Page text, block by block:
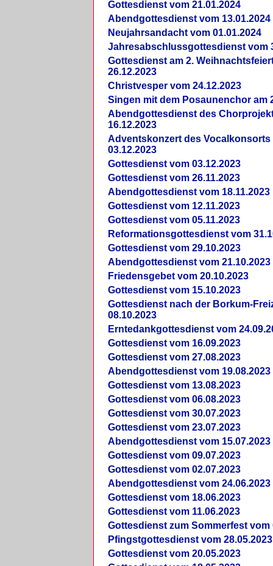
Gottesdienst vom 21.01.2024
Abendgottesdienst vom 13.01.2024
Neujahrsandacht vom 01.01.2024
Jahresabschlussgottesdienst vom
Gottesdienst am 2.
26.12.2023
Christvesper vom 24.12.2023
Singen mit dem Posaunenchor am
Abendgottesdienst des
16.12.2023
Adventskonzert des Vocalkonsorts
03.12.2023
Gottesdienst vom 03.12.2023
Gottesdienst vom 26.11.2023
Abendgottesdienst vom 18.11.2023
Gottesdienst vom 12.11.2023
Gottesdienst vom 05.11.2023
Reformationsgottesdienst vom
Gottesdienst vom 29.10.2023
Abendgottesdienst vom 21.10.2023
Friedensgebet vom 20.10.2023
Gottesdienst vom 15.10.2023
Gottesdienst nach der Borkum-
08.10.2023
Erntedankgottesdienst vom
Gottesdienst vom 16.09.2023
Gottesdienst vom 27.08.2023
Abendgottesdienst vom 19.08.2023
Gottesdienst vom 13.08.2023
Gottesdienst vom 06.08.2023
Gottesdienst vom 30.07.2023
Gottesdienst vom 23.07.2023
Abendgottesdienst vom 15.07.2023
Gottesdienst vom 09.07.2023
Gottesdienst vom 02.07.2023
Abendgottesdienst vom 24.06.2023
Gottesdienst vom 18.06.2023
Gottesdienst vom 11.06.2023
Gottesdienst zum Sommerfest vom
Pfingstgottesdienst vom 28.05.2023
Gottesdienst vom 20.05.2023